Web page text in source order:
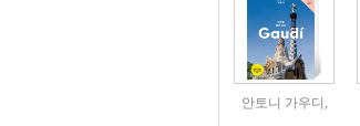
안토니 가우디,